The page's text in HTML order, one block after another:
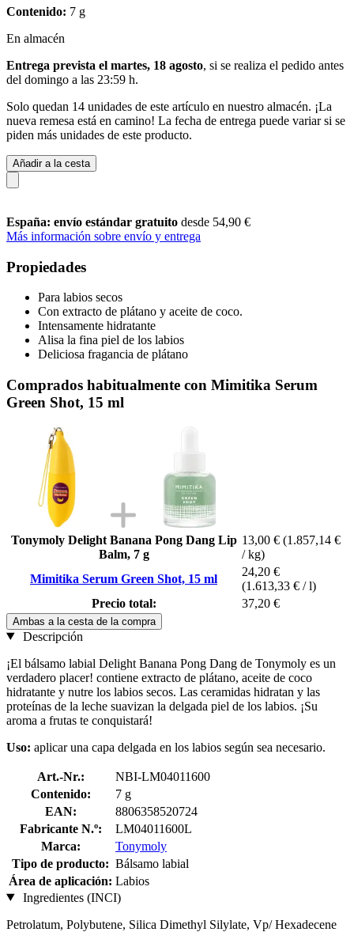
Contenido: 7 g
En almacén
Entrega prevista el martes, 18 agosto, si se realiza el pedido antes
del domingo a las 23:59 h.
Solo quedan 14 unidades de este artículo en nuestro almacén. ¡La
nueva remesa está en camino! La fecha de entrega puede variar si se
piden más unidades de este producto.
Añadir a la cesta
España: envío estándar gratuito desde 54,90 €
Más información sobre envío y entrega
Propiedades
Para labios secos
Con extracto de plátano y aceite de coco.
Intensamente hidratante
Alisa la fina piel de los labios
Deliciosa fragancia de plátano
Comprados habitualmente con Mimitika Serum
Green Shot, 15 ml
Tonymoly Delight Banana Pong Dang Lip
Balm, 7 g
13,00 € (1.857,14 €
/ kg)
Mimitika Serum Green Shot, 15 ml
24,20 €
(1.613,33 € / l)
Precio total:
37,20 €
Ambas a la cesta de la compra
Descripción
¡El bálsamo labial Delight Banana Pong Dang de Tonymoly es un
verdadero placer! contiene extracto de plátano, aceite de coco
hidratante y nutre los labios secos. Las ceramidas hidratan y las
proteínas de la leche suavizan la delgada piel de los labios. ¡Su
aroma a frutas te conquistará!
Uso: aplicar una capa delgada en los labios según sea necesario.
Art.-Nr.:
NBI-LM04011600
Contenido:
7 g
EAN:
8806358520724
Fabricante N.º:
LM04011600L
Marca:
Tonymoly
Tipo de producto: Bálsamo labial
Área de aplicación: Labios
Ingredientes (INCI)
Petrolatum, Polybutene, Silica Dimethyl Silylate, Vp/ Hexadecene